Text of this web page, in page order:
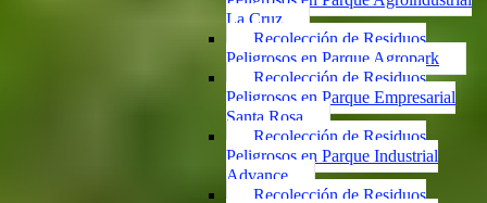
La Cruz
Recolección de Residuos
Peligrosos en Parque Agropark
Recolección de Residuos
Peligrosos en Parque Empresarial
Santa Rosa
Recolección de Residuos
Peligrosos en Parque Industrial
Advance
Recolección de Residuos